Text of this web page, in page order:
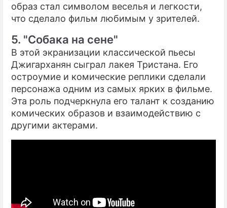
образ стал символом веселья и легкости,
что сделало фильм любимым у зрителей.
5. "Собака на сене"
В этой экранизации классической пьесы
Джигарханян сыграл лакея Тристана. Его
остроумие и комические реплики сделали
персонажа одним из самых ярких в фильме.
Эта роль подчеркнула его талант к созданию
комических образов и взаимодействию с
другими актерами.